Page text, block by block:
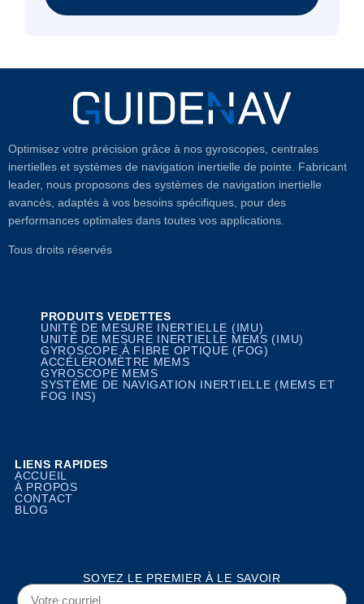
Optimisez votre précision grâce à nos gyroscopes, centrales
inertielles et systèmes de navigation inertielle de pointe. Fabricant
leader, nous proposons des systèmes de navigation inertielle
avancés, adaptés à vos besoins spécifiques, pour des
performances optimales dans toutes vos applications.
Tous droits réservés
PRODUITS VEDETTES
UNITÉ DE MESURE INERTIELLE (IMU)
UNITÉ DE MESURE INERTIELLE MEMS (IMU)
GYROSCOPE À FIBRE OPTIQUE (FOG)
ACCÉLÉROMÈTRE MEMS
GYROSCOPE MEMS
SYSTÈME DE NAVIGATION INERTIELLE (MEMS ET
FOG INS)
LIENS RAPIDES
ACCUEIL
À PROPOS
CONTACT
BLOG
SOYEZ LE PREMIER À LE SAVOIR